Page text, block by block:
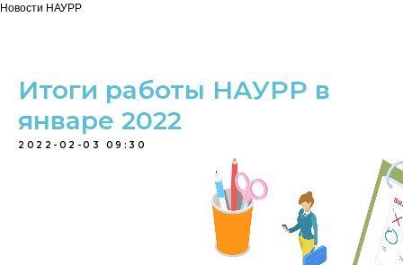
Новости НАУРР
Итоги работы НАУРР в
январе 2022
2022-02-03 09:30